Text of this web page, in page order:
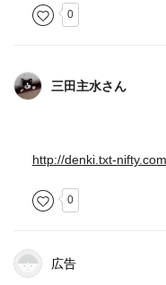
じでも、7枚の畳を広
能。
千手観音。
わたしの40本の腕全
→なんで、そんな数学
0
三田主水さん
http://denki.txt-
0
広告